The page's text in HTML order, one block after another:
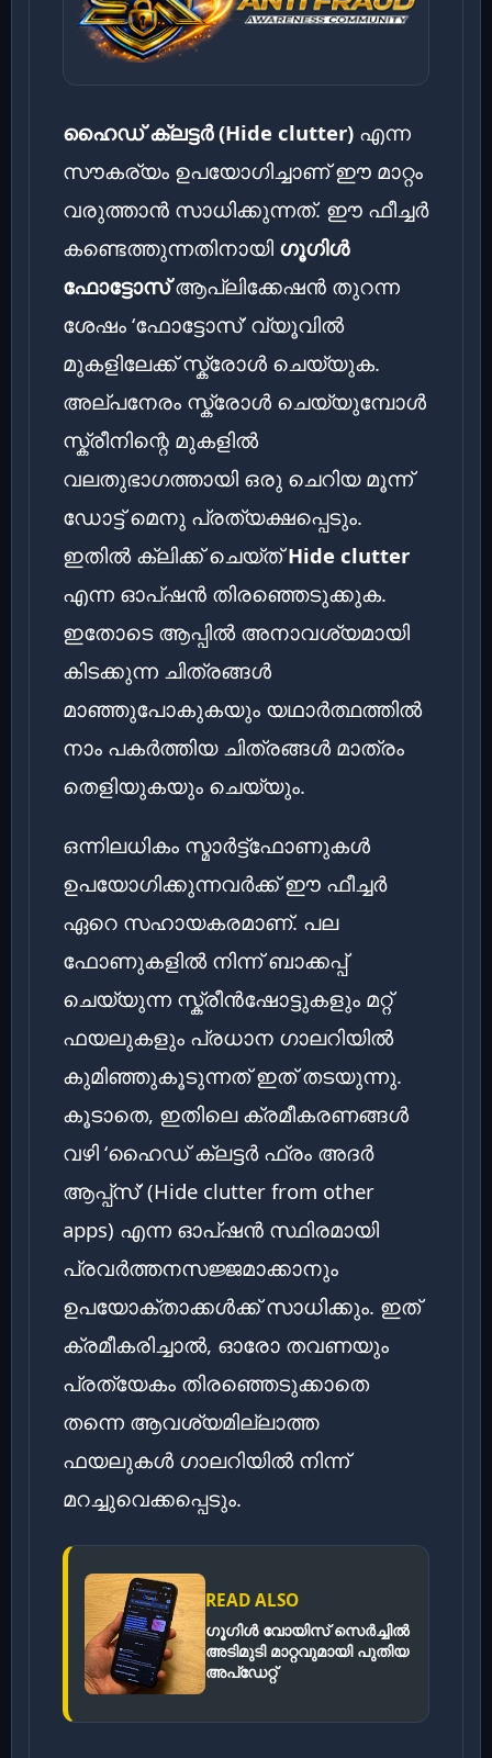
ഹൈഡ് ക്ലട്ടർ (Hide clutter) എന്ന
സൗകര്യം ഉപയോഗിച്ചാണ് ഈ മാറ്റം
വരുത്താൻ സാധിക്കുന്നത്. ഈ ഫീച്ചർ
കണ്ടെത്തുന്നതിനായി ഗൂഗിൾ
ഫോട്ടോസ്ആപ്ലിക്കേഷൻ തുറന്ന
ശേഷം ‘ഫോട്ടോസ്’ വ്യൂവിൽ
മുകളിലേക്ക് സ്ക്രോൾ ചെയ്യുക.
അല്പനേരം സ്ക്രോൾ ചെയ്യുമ്പോൾ
സ്ക്രീനിന്റെ മുകളിൽ
വലതുഭാഗത്തായി ഒരു ചെറിയ മൂന്ന്
ഡോട്ട് മെനു പ്രത്യക്ഷപ്പെടും.
ഇതിൽ ക്ലിക്ക് ചെയ്ത്Hide clutter
എന്ന ഓപ്ഷൻ തിരഞ്ഞെടുക്കുക.
ഇതോടെ ആപ്പിൽ അനാവശ്യമായി
കിടക്കുന്ന ചിത്രങ്ങൾ
മാഞ്ഞുപോകുകയും യഥാർത്ഥത്തിൽ
നാം പകർത്തിയ ചിത്രങ്ങൾ മാത്രം
തെളിയുകയും ചെയ്യും.
ഒന്നിലധികം സ്മാർട്ട്ഫോണുകൾ
ഉപയോഗിക്കുന്നവർക്ക് ഈ ഫീച്ചർ
ഏറെ സഹായകരമാണ്. പല
ഫോണുകളിൽ നിന്ന് ബാക്കപ്പ്
ചെയ്യുന്ന സ്ക്രീൻഷോട്ടുകളും മറ്റ്
ഫയലുകളും പ്രധാന ഗാലറിയിൽ
കുമിഞ്ഞുകൂടുന്നത് ഇത് തടയുന്നു.
കൂടാതെ, ഇതിലെ ക്രമീകരണങ്ങൾ
വഴി ‘ഹൈഡ് ക്ലട്ടർ ഫ്രം അദർ
ആപ്പ്സ്’ (Hide clutter from other
apps) എന്ന ഓപ്ഷൻ സ്ഥിരമായി
പ്രവർത്തനസജ്ജമാക്കാനും
ഉപയോക്താക്കൾക്ക് സാധിക്കും. ഇത്
ക്രമീകരിച്ചാൽ, ഓരോ തവണയും
പ്രത്യേകം തിരഞ്ഞെടുക്കാതെ
തന്നെ ആവശ്യമില്ലാത്ത
ഫയലുകൾ ഗാലറിയിൽ നിന്ന്
മറച്ചുവെക്കപ്പെടും.
READ ALSO
ഗൂഗിൾ വോയിസ് സെർച്ചിൽ
അടിമുടി മാറ്റവുമായി പുതിയ
അപ്‌ഡേറ്റ്